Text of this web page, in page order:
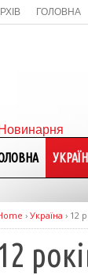
ГОЛОВНА
› Україна › 12
12